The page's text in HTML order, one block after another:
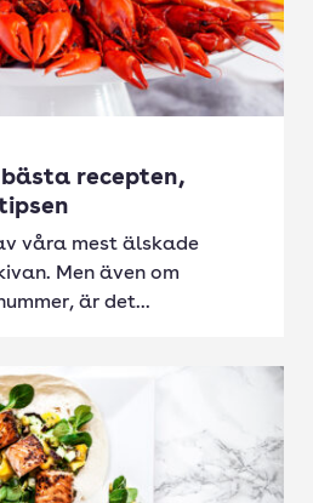
recepten,
våra mest älskade
Men även om
är det...